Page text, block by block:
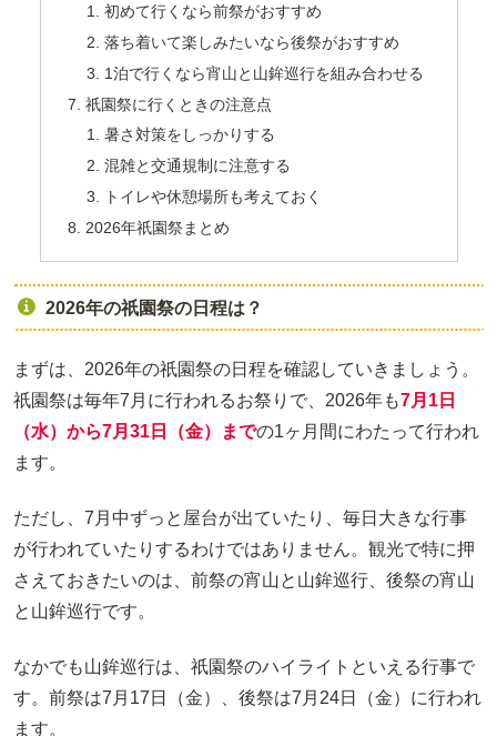
初めて行くなら前祭がおすすめ
落ち着いて楽しみたいなら後祭がおすすめ
1泊で行くなら宵山と山鉾巡行を組み合わせる
祇園祭に行くときの注意点
暑さ対策をしっかりする
混雑と交通規制に注意する
トイレや休憩場所も考えておく
2026年祇園祭まとめ
2026年の祇園祭の日程は？
まずは、2026年の祇園祭の日程を確認していきましょう。
祇園祭は毎年7月に行われるお祭りで、2026年も7月1日
（水）から7月31日（金）までの1ヶ月間にわたって行われ
ます。
ただし、7月中ずっと屋台が出ていたり、毎日大きな行事
が行われていたりするわけではありません。観光で特に押
さえておきたいのは、前祭の宵山と山鉾巡行、後祭の宵山
と山鉾巡行です。
なかでも山鉾巡行は、祇園祭のハイライトといえる行事で
す。前祭は7月17日（金）、後祭は7月24日（金）に行われ
ます。